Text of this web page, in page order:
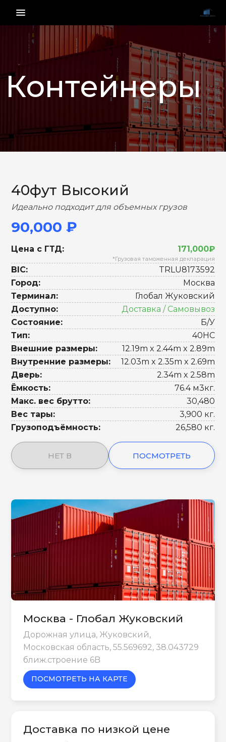
menu_vert
Контейнеры
НАЗАД ВПЕРЕД
40фут Высокий
Идеально подходит для объемных грузов
90,000 ₽
Цена с ГТД: 171,000₽
*Грузовая таможенная декларация
BIC:
TRLU8173592
Город:
Москва
Терминал:
Глобал Жуковский
Доступно:
Доставка / Самовывоз
Состояние:
Б/У
Тип:
40HC
Внешние размеры:
12.19m x 2.44m x 2.89m
Внутренние размеры:
12.03m x 2.35m x 2.69m
Дверь:
2.34m x 2.58m
Ёмкость:
76.4 м3кг.
Макс. вес брутто:
30,480
Вес тары:
3,900 кг.
Грузоподъёмность:
26,580 кг.
НЕТ В ПОСМОТРЕТЬ
Москва - Глобал Жуковский
Дорожная улица, Жуковский,
Московская область, 55.569692, 38.043729
ближ.строение 6B
ПОСМОТРЕТЬ НА КАРТЕ
Доставка по низкой цене